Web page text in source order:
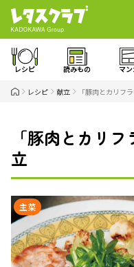
レシピ 読みもの マ
レシピ 献立 「豚肉とカリフ
「豚肉とカリ
立
主菜